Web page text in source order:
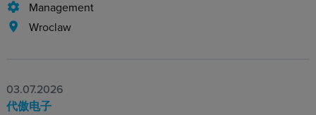
Management
Wroclaw
03.07.2026
代傲电子